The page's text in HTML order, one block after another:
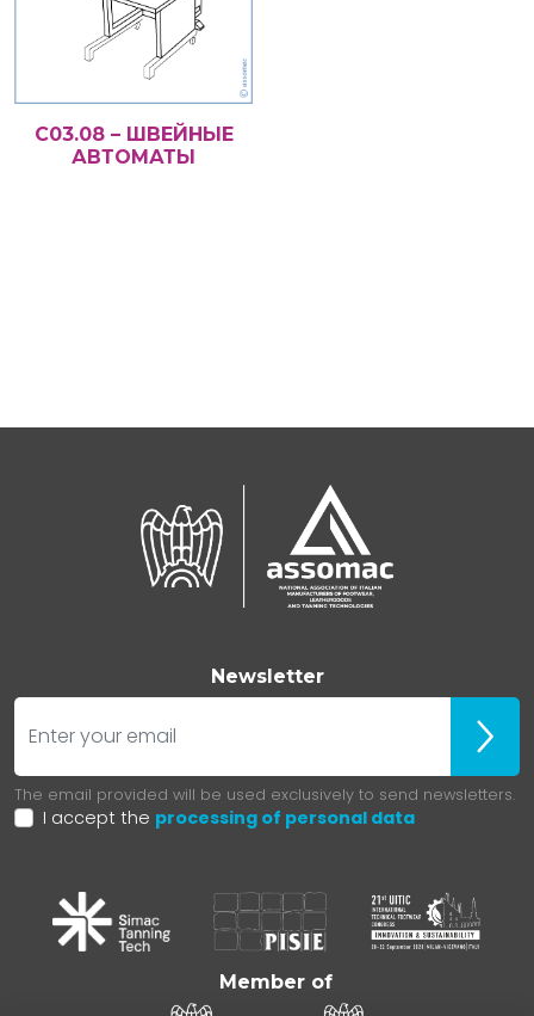
С03.08 – ШВЕЙНЫЕ
АВТОМАТЫ
Newsletter
E-mail
Iscriviti
The email provided will be used exclusively to send newsletters.
I accept the processing of personal data
Member of